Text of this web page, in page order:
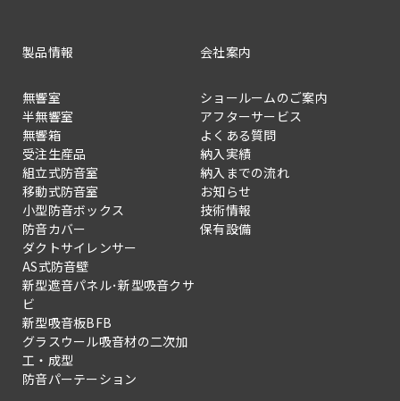
製品情報
無響室
半無響室
無響箱
受注生産品
組立式防音室
移動式防音室
小型防音ボックス
防音カバー
ダクトサイレンサー
AS式防音壁
新型遮音パネル･新型吸音クサ
ビ
新型吸音板BFB
グラスウール吸音材の二次加
工・成型
防音パーテーション
会社案内
ショールームのご案内
アフターサービス
よくある質問
納入実績
納入までの流れ
お知らせ
技術情報
保有設備